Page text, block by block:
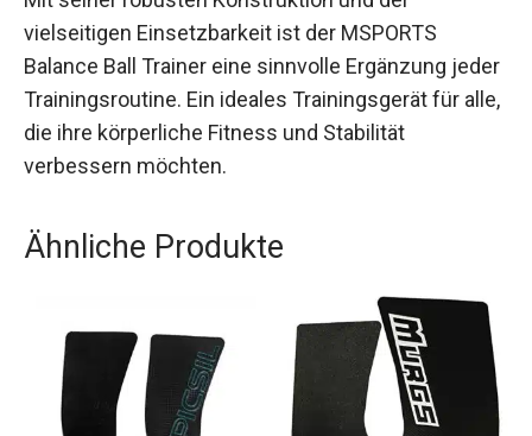
Mit seiner robusten Konstruktion und der
vielseitigen Einsetzbarkeit ist der MSPORTS
Balance Ball Trainer eine sinnvolle Ergänzung
jeder Trainingsroutine. Ein ideales Trainingsgerät
für alle, die ihre körperliche Fitness und Stabilität
verbessern möchten.
Ähnliche Produkte